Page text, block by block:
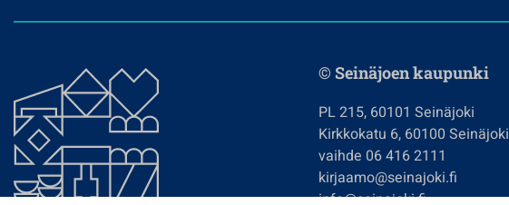
© Seinäjoen kaupunki
PL 215, 60101 Seinäjoki
Kirkkokatu 6, 60100 Seinäjoki
vaihde 06 416 2111
kirjaamo@seinajoki.fi
info@seinajoki.fi